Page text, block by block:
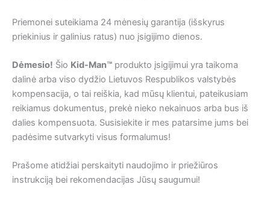
Priemonei suteikiama 24 mėnesių garantija (išskyrus
priekinius ir galinius ratus) nuo įsigijimo dienos.
Dėmesio! Šio Kid-Man™ produkto įsigijimui yra taikoma
dalinė arba viso dydžio Lietuvos Respublikos valstybės
kompensacija, o tai reiškia, kad mūsų klientui, pateikusiam
reikiamus dokumentus, prekė nieko nekainuos arba bus iš
dalies kompensuota. Susisiekite ir mes patarsime jums bei
padėsime sutvarkyti visus formalumus!
Prašome atidžiai perskaityti naudojimo ir priežiūros
instrukciją bei rekomendacijas Jūsų saugumui!